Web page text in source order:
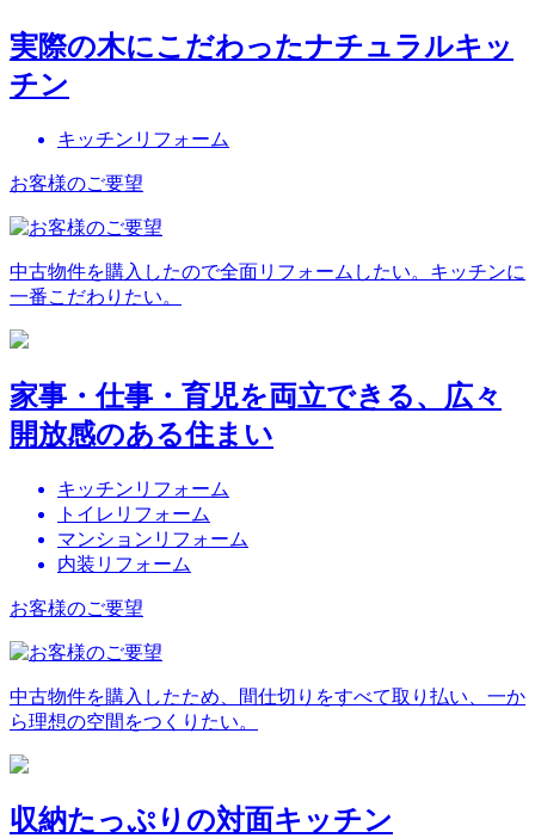
実際の木にこだわったナチュラルキッ
チン
キッチンリフォーム
お客様のご要望
中古物件を購入したので全面リフォームしたい。キッチンに
一番こだわりたい。
家事・仕事・育児を両立できる、広々
開放感のある住まい
キッチンリフォーム
トイレリフォーム
マンションリフォーム
内装リフォーム
お客様のご要望
中古物件を購入したため、間仕切りをすべて取り払い、一か
ら理想の空間をつくりたい。
収納たっぷりの対面キッチン